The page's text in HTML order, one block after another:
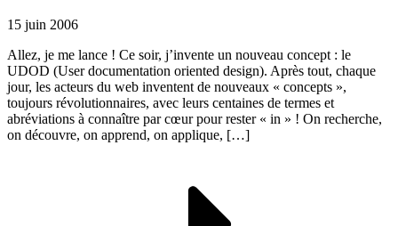
15 juin 2006
Allez, je me lance ! Ce soir, j’invente un nouveau concept : le
UDOD (User documentation oriented design). Après tout, chaque
jour, les acteurs du web inventent de nouveaux « concepts »,
toujours révolutionnaires, avec leurs centaines de termes et
abréviations à connaître par cœur pour rester « in » ! On recherche,
on découvre, on apprend, on applique, […]